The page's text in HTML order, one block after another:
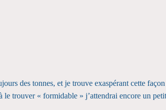
des tonnes, et je trouve exaspérant cette
le trouver « formidable » j’attendrai encore un